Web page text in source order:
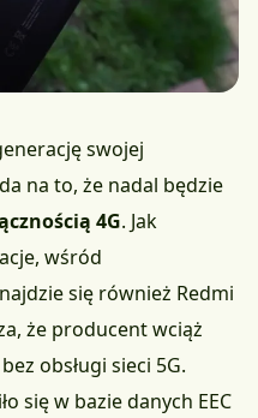
swojej
na to, że nadal będzie
4G. Jak
wśród
się również Redmi
że producent wciąż
obsługi sieci 5G.
się w bazie danych EEC